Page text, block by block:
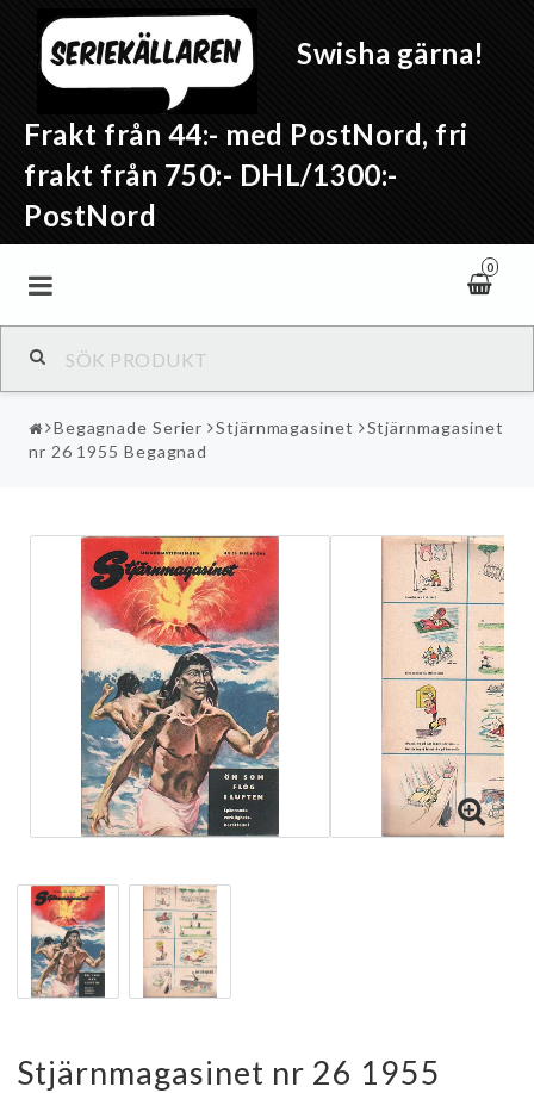
Swisha gärna!
Frakt från 44:- med PostNord, fri
frakt från 750:- DHL/1300:-
PostNord
0
Begagnade Serier Stjärnmagasinet
Stjärnmagasinet
nr 26 1955 Begagnad
Stjärnmagasinet nr 26 1955